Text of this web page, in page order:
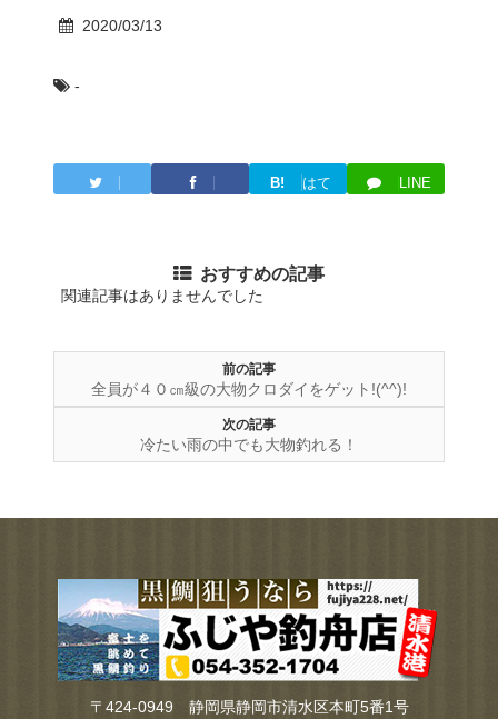
2020/03/13
-
B!
はて
LINE
おすすめの記事
関連記事はありませんでした
前の記事
全員が４０㎝級の大物クロダイをゲット!(^^)!
次の記事
冷たい雨の中でも大物釣れる！
〒424-0949 静岡県静岡市清水区本町5番1号